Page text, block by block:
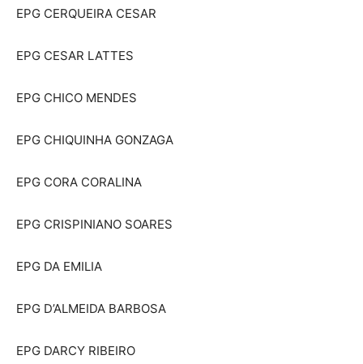
EPG CERQUEIRA CESAR
EPG CESAR LATTES
EPG CHICO MENDES
EPG CHIQUINHA GONZAGA
EPG CORA CORALINA
EPG CRISPINIANO SOARES
EPG DA EMILIA
EPG D’ALMEIDA BARBOSA
EPG DARCY RIBEIRO